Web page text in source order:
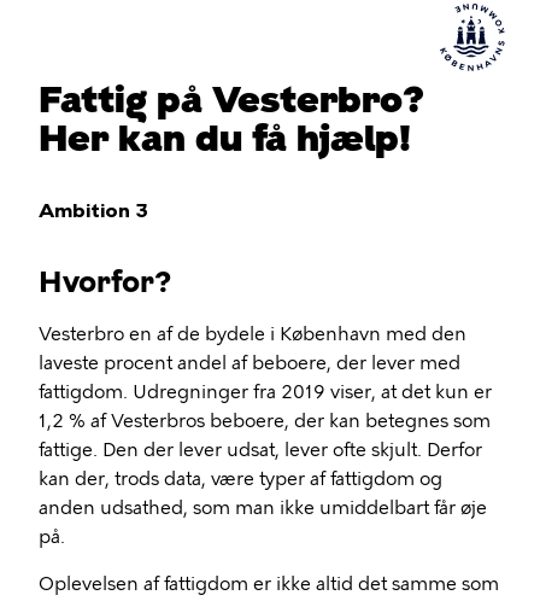
Fattig på Vesterbro?
Her kan du få hjælp!
Ambition 3
Hvorfor?
Vesterbro en af de bydele i København med den
laveste procent andel af beboere, der lever med
fattigdom. Udregninger fra 2019 viser, at det kun er
1,2 % af Vesterbros beboere, der kan betegnes som
fattige. Den der lever udsat, lever ofte skjult. Derfor
kan der, trods data, være typer af fattigdom og
anden udsathed, som man ikke umiddelbart får øje
på.
Oplevelsen af fattigdom er ikke altid det samme som